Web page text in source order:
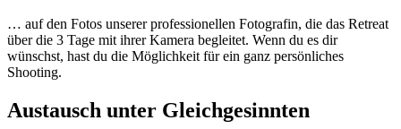
… auf den Fotos unserer professionellen Fotografin, die das Retreat
über die 3 Tage mit ihrer Kamera begleitet. Wenn du es dir
wünschst, hast du die Möglichkeit für ein ganz persönliches
Shooting.
Austausch unter Gleichgesinnten